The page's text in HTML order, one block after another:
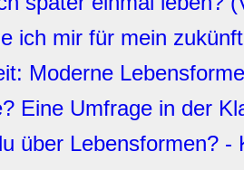
ich mir für mein
Moderne
Eine Umfrage in der
über Lebensformen? -